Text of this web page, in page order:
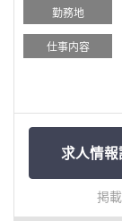
勤務地
仕事内容
求人情
掲